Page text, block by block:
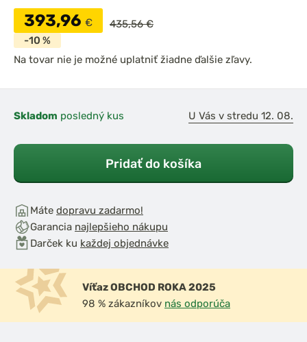
393,96 €
435,56 €
-10 %
Na tovar nie je možné uplatniť žiadne ďalšie zľavy.
Skladom posledný kus U Vás v stredu 12. 08.
Pridať do košíka
Máte dopravu zadarmo!
Garancia najlepšieho nákupu
Darček ku každej objednávke
Víťaz OBCHOD ROKA 2025
98 % zákazníkov nás odporúča